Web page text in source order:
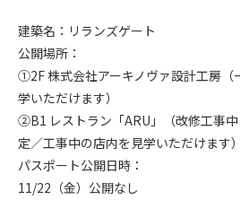
建築名：リランズゲート
公開場所：
①2F 株式会社アーキノヴァ設計工房（
学いただけます）
②B1 レストラン「ARU」（改修工事
定／工事中の店内を見学いただけます）
パスポート公開日時：
11/22（金）公開なし